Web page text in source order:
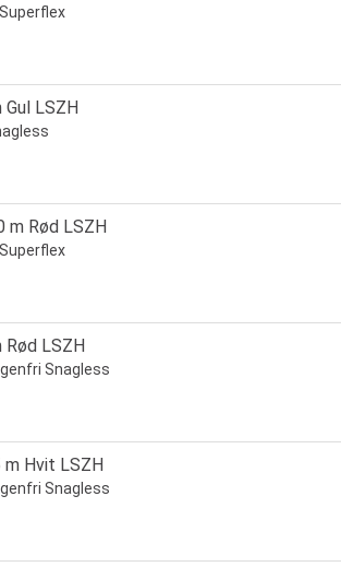
LSZH
m Rød LSZH
LSZH
Snagless
Hvit LSZH
Snagless